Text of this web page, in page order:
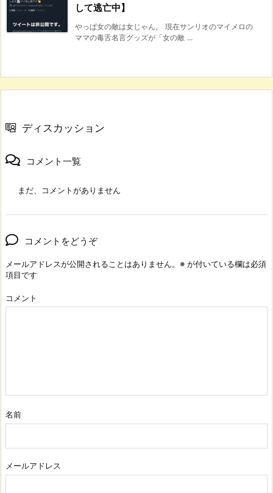
して逃亡中】
やっぱ女の敵は女じゃん。 現在サンリオのマイメロの
ママの毒舌名言グッズが「女の敵 ...
ディスカッション
コメント一覧
まだ、コメントがありません
コメントをどうぞ
メールアドレスが公開されることはありません。 ※ が付いている欄は必須
項目です
コメント
名前
メールアドレス